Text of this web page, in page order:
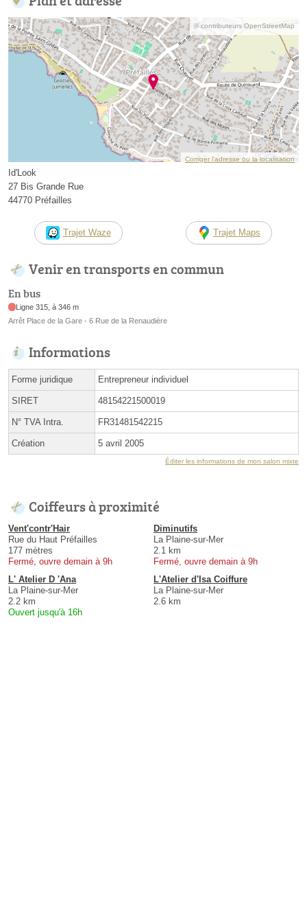
© contributeurs OpenStreetMap
Corriger l’adresse ou la localisation
Id'Look
27 Bis Grande Rue
44770 Préfailles
Trajet Waze Trajet Maps
Venir en transports en commun
En bus
Ligne 315, à 346 m
Arrêt Place de la Gare - 6 Rue de la Renaudière
Informations
Forme juridique Entrepreneur individuel
SIRET 48154221500019
N° TVA Intra. FR31481542215
Création 5 avril 2005
Éditer les informations de mon salon mixte
Coiffeurs à proximité
Vent'contr'Hair
Rue du Haut Préfailles
177 mètres
Fermé, ouvre demain à 9h
Diminutifs
La Plaine-sur-Mer
2.1 km
Fermé, ouvre demain à 9h
L' Atelier D 'Ana
La Plaine-sur-Mer
2.2 km
Ouvert jusqu'à 16h
L'Atelier d'Isa Coiffure
La Plaine-sur-Mer
2.6 km